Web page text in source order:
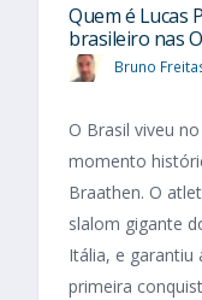
Quem é Lucas
brasileiro nas
Bruno
O Brasil viveu
momento
Braathen. O
slalom gigante
Itália, e garantiu
primeira